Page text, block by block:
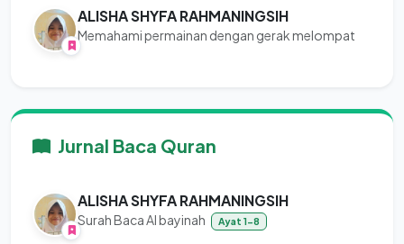
ALISHA SHYFA RAHMANINGSIH
Memahami permainan dengan gerak melompat
Jurnal Baca Quran
ALISHA SHYFA RAHMANINGSIH
Surah Baca Al bayinah Ayat 1-8